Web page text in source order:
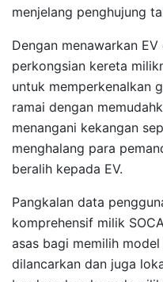
menjelang penghujung
Dengan menawarkan
perkongsian kereta
untuk memperkenalkan
ramai dengan
menangani kekangan
menghalang para
beralih kepada EV.
Pangkalan data
komprehensif milik
asas bagi memilih
dilancarkan dan juga